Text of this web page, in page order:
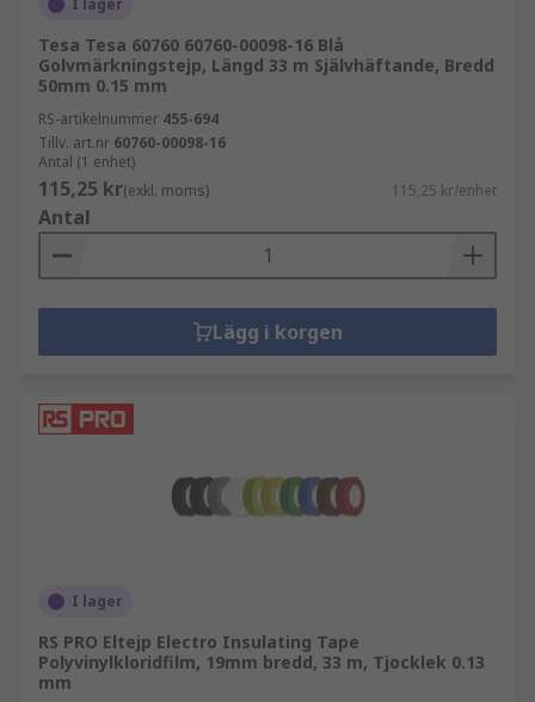
I lager
Tesa Tesa 60760 60760-00098-16 Blå
Golvmärkningstejp, Längd 33 m Självhäftande, Bredd
50mm 0.15 mm
RS-artikelnummer 455-694
Tillv. art.nr 60760-00098-16
Antal (1 enhet)
115,25 kr(exkl. moms) 115,25 kr/enhet
Antal
Lägg i korgen
I lager
RS PRO Eltejp Electro Insulating Tape
Polyvinylkloridfilm, 19mm bredd, 33 m, Tjocklek 0.13
mm